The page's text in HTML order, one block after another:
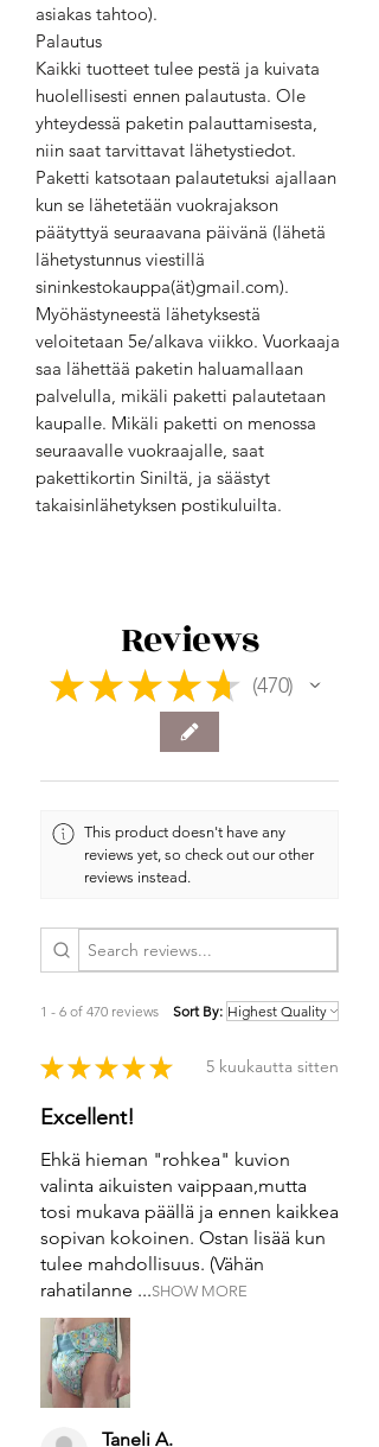
asiakas tahtoo).
Palautus
Kaikki tuotteet tulee pestä ja kuivata
huolellisesti ennen palautusta. Ole
yhteydessä paketin palauttamisesta,
niin saat tarvittavat lähetystiedot.
Paketti katsotaan palautetuksi ajallaan
kun se lähetetään vuokrajakson
päätyttyä seuraavana päivänä (lähetä
lähetystunnus viestillä
sininkestokauppa(ät)gmail.com).
Myöhästyneestä lähetyksestä
veloitetaan 5e/alkava viikko. Vuorkaaja
saa lähettää paketin haluamallaan
palvelulla, mikäli paketti palautetaan
kaupalle. Mikäli paketti on menossa
seuraavalle vuokraajalle, saat
pakettikortin Siniltä, ja säästyt
takaisinlähetyksen postikuluilta.
Reviews
★ ★ ★ ★ ★ 470
470
This product doesn't have any
reviews yet, so check out our other
reviews instead.
1 - 6 of 470 reviews Sort By:
★ ★ ★ ★ ★ 5 kuukautta sitten
Excellent!
Ehkä hieman "rohkea" kuvion
valinta aikuisten vaippaan,mutta
tosi mukava päällä ja ennen kaikkea
sopivan kokoinen. Ostan lisää kun
tulee mahdollisuus. (Vähän
rahatilanne ...SHOW MORE
Taneli A.